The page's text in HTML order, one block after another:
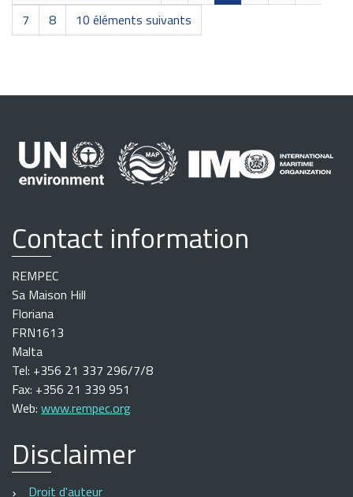
7
8 10 éléments suivants
Contact information
REMPEC
Sa Maison Hill
Floriana
FRN1613
Malta
Tel: +356 21 337 296/7/8
Fax: +356 21 339 951
Web: www.rempec.org
Disclaimer
Droit d'auteur